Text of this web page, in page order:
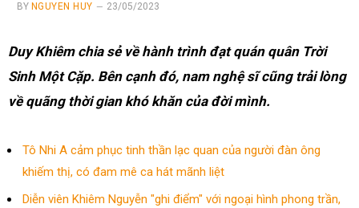
BY NGUYEN HUY 23/05/2023
Duy Khiêm chia sẻ về hành trình đạt quán quân Trời
Sinh Một Cặp. Bên cạnh đó, nam nghệ sĩ cũng trải lòng
về quãng thời gian khó khăn của đời mình.
Tô Nhi A cảm phục tinh thần lạc quan của người đàn ông
khiếm thị, có đam mê ca hát mãnh liệt
Diễn viên Khiêm Nguyễn "ghi điểm" với ngoại hình phong trần,